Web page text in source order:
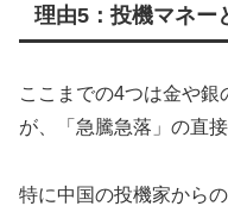
理由5：投機マネー
ここまでの4つは金や
が、「急騰急落」の直
特に中国の投機家から